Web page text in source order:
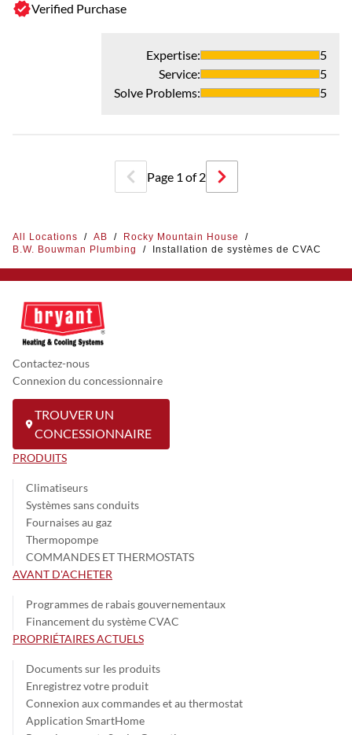
Verified Purchase
Expertise:
5
Service:
5
Solve Problems: 5
Page 1 of2
All Locations / AB / Rocky Mountain House
/
B.W. Bouwman Plumbing
/ Installation de systèmes de CVAC
Contactez-nous
Connexion du concessionnaire
TROUVER UN
CONCESSIONNAIRE
PRODUITS
Climatiseurs
Systèmes sans conduits
Fournaises au gaz
Thermopompe
COMMANDES ET THERMOSTATS
AVANT D'ACHETER
Programmes de rabais gouvernementaux
Financement du système CVAC
PROPRIÉTAIRES ACTUELS
Documents sur les produits
Enregistrez votre produit
Connexion aux commandes et au thermostat
Application SmartHome